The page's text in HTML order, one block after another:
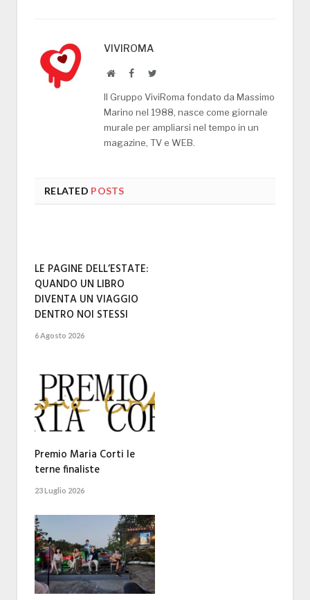
VIVIROMA
WebsiteFacebookTwitter
Il Gruppo ViviRoma fondato da Massimo
Marino nel 1988, nasce come giornale
murale per ampliarsi nel tempo in un
magazine, TV e WEB.
RELATED POSTS
LE PAGINE DELL’ESTATE:
QUANDO UN LIBRO
DIVENTA UN VIAGGIO
DENTRO NOI STESSI
6 Agosto 2026
Premio Maria Corti le
terne finaliste
23 Luglio 2026